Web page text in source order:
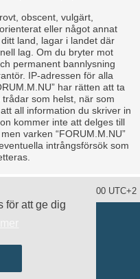
för att ge dig
obscent, vulgärt,
eller något annat
land, lagar i landet där
lag. Om du bryter mot
permanent bannlysning
IP-adressen för alla
har rätten att ta
som helst, när som
all information du skriver in
kommer inte att delges till
varken “FORUM.M.NU”
intrångsförsök som
är UTC+02:00 UTC+2